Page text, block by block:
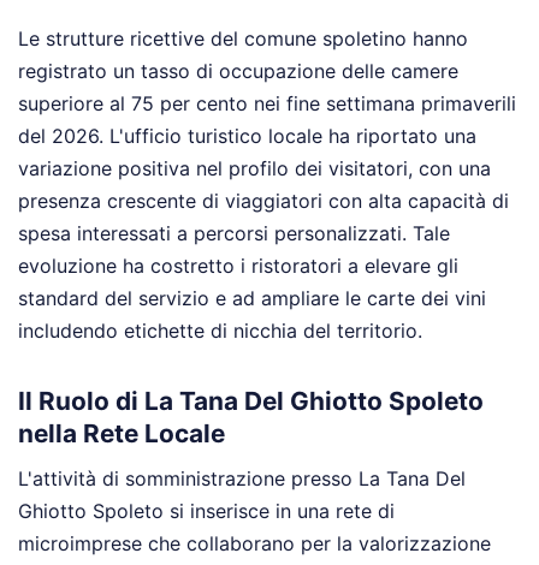
Le strutture ricettive del comune spoletino hanno
registrato un tasso di occupazione delle camere
superiore al 75 per cento nei fine settimana primaverili
del 2026. L'ufficio turistico locale ha riportato una
variazione positiva nel profilo dei visitatori, con una
presenza crescente di viaggiatori con alta capacità di
spesa interessati a percorsi personalizzati. Tale
evoluzione ha costretto i ristoratori a elevare gli
standard del servizio e ad ampliare le carte dei vini
includendo etichette di nicchia del territorio.
Il Ruolo di La Tana Del Ghiotto Spoleto
nella Rete Locale
L'attività di somministrazione presso La Tana Del
Ghiotto Spoleto si inserisce in una rete di
microimprese che collaborano per la valorizzazione